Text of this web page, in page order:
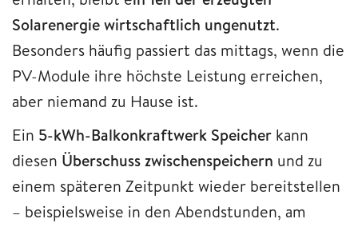
Solarenergie wirtschaftlich ungenutzt.
Besonders häufig passiert das mittags, wenn die
PV-Module ihre höchste Leistung erreichen,
aber niemand zu Hause ist.
Ein 5-kWh-Balkonkraftwerk Speicher kann
diesen Überschuss zwischenspeichern und zu
einem späteren Zeitpunkt wieder bereitstellen
– beispielsweise in den Abendstunden, am